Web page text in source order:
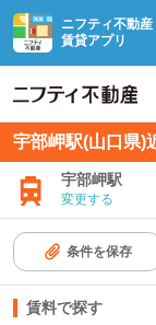
ニフティ不動産
賃貸アプリ
宇部岬駅(山口県)
宇部岬駅
変更する
条件を保存
賃料で探す